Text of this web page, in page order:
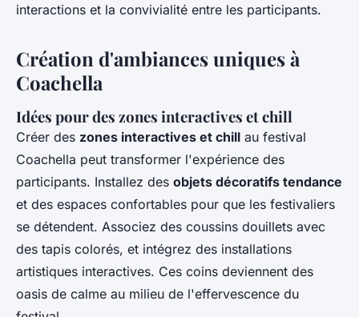
interactions et la convivialité entre les participants.
Création d'ambiances uniques à
Coachella
Idées pour des zones interactives et chill
Créer des zones interactives et chill au festival
Coachella peut transformer l'expérience des
participants. Installez des objets décoratifs tendance
et des espaces confortables pour que les festivaliers
se détendent. Associez des coussins douillets avec
des tapis colorés, et intégrez des installations
artistiques interactives. Ces coins deviennent des
oasis de calme au milieu de l'effervescence du